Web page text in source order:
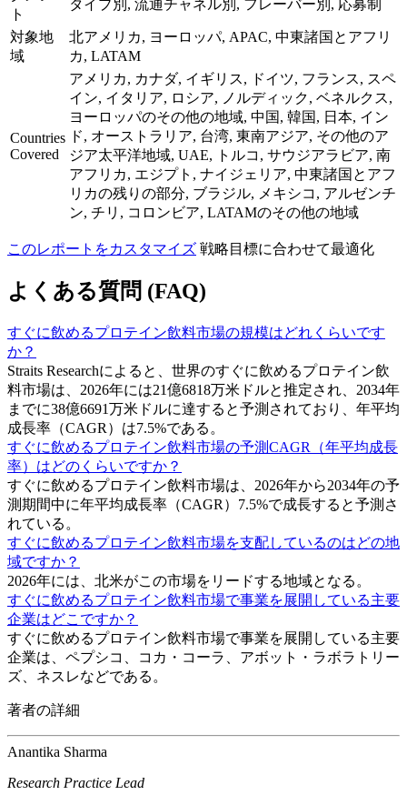
ト
タイプ別, 流通チャネル別, フレーバー別, 応募制
対象地
域
北アメリカ, ヨーロッパ, APAC, 中東諸国とアフリ
カ, LATAM
Countries
Covered
アメリカ, カナダ, イギリス, ドイツ, フランス, スペ
イン, イタリア, ロシア, ノルディック, ベネルクス,
ヨーロッパのその他の地域, 中国, 韓国, 日本, イン
ド, オーストラリア, 台湾, 東南アジア, その他のア
ジア太平洋地域, UAE, トルコ, サウジアラビア, 南
アフリカ, エジプト, ナイジェリア, 中東諸国とアフ
リカの残りの部分, ブラジル, メキシコ, アルゼンチ
ン, チリ, コロンビア, LATAMのその他の地域
このレポートをカスタマイズ 戦略目標に合わせて最適化
よくある質問 (FAQ)
すぐに飲めるプロテイン飲料市場の規模はどれくらいです
か？
Straits Researchによると、世界のすぐに飲めるプロテイン飲
料市場は、2026年には21億6818万米ドルと推定され、2034年
までに38億6691万米ドルに達すると予測されており、年平均
成長率（CAGR）は7.5%である。
すぐに飲めるプロテイン飲料市場の予測CAGR（年平均成長
率）はどのくらいですか？
すぐに飲めるプロテイン飲料市場は、2026年から2034年の予
測期間中に年平均成長率（CAGR）7.5%で成長すると予測さ
れている。
すぐに飲めるプロテイン飲料市場を支配しているのはどの地
域ですか？
2026年には、北米がこの市場をリードする地域となる。
すぐに飲めるプロテイン飲料市場で事業を展開している主要
企業はどこですか？
すぐに飲めるプロテイン飲料市場で事業を展開している主要
企業は、ペプシコ、コカ・コーラ、アボット・ラボラトリー
ズ、ネスレなどである。
著者の詳細
Anantika Sharma
Research Practice Lead